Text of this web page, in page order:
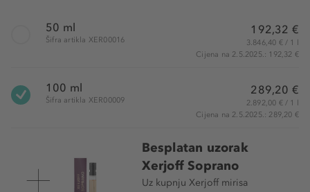
50 ml
Šifra artikla XER00016
192,32 €
3.846,40 € / 1 l
Cijena na 2.5.2025.: 192,32 €
100 ml
Šifra artikla XER00009
289,20 €
2.892,00 € / 1 l
Cijena na 2.5.2025.: 289,20 €
Besplatan uzorak
Xerjoff Soprano
Uz kupnju Xerjoff mirisa